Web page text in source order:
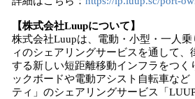
【株式会社Luupについて】
株式会社Luupは、電動・小型・一人
ィのシェアリングサービスを通して、
する新しい短距離移動インフラをつく
ックボードや電動アシスト自転車など
ティ」のシェアリングサービス「